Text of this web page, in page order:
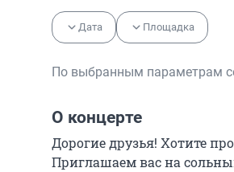
Дата Площадка
По выбранным параметрам
О концерте
Дорогие друзья! Хотите
Приглашаем вас на